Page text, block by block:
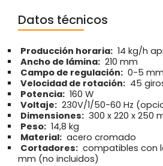
Datos técnicos
Producción horaria: 14 kg/h
Ancho de lámina: 210 mm
Campo de regulación: 0-5
Velocidad de rotación: 45
Potencia: 160 W
Voltaje: 230V/1/50-60 Hz
Dimensiones: 300 x 220 x 250
Peso: 14,8 kg
Material: acero cromado
Cortadores: compatibles con
mm (no incluidos)